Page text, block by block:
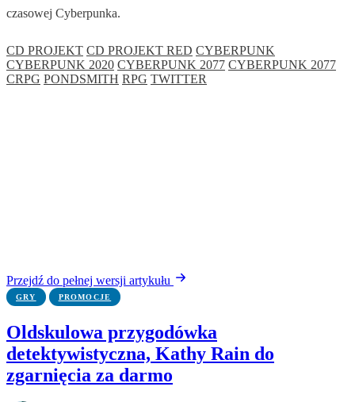
czasowej Cyberpunka.
CD PROJEKT CD PROJEKT RED CYBERPUNK
CYBERPUNK 2020 CYBERPUNK 2077 CYBERPUNK 2077
CRPG PONDSMITH RPG TWITTER
Przejdź do pełnej wersji artykułu
GRY PROMOCJE
Oldskulowa przygodówka
detektywistyczna, Kathy Rain do
zgarnięcia za darmo